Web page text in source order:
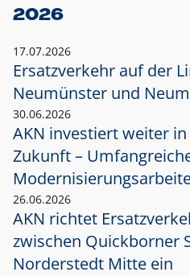
2026
17.07.2026
Ersatzverkehr auf der
Neumünster und
30.06.2026
AKN investiert weiter
Zukunft –
26.06.2026
AKN richtet
zwischen Quickborner
Norderstedt Mitte ein